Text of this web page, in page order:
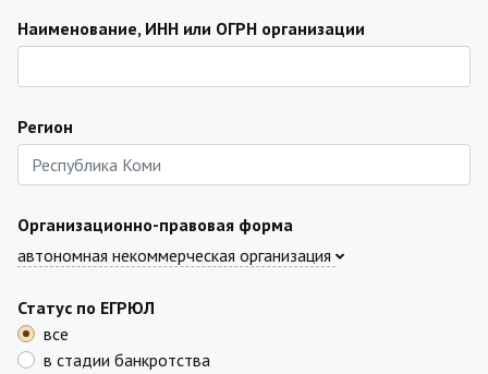
Наименование, ИНН или ОГРН организации
Регион
Организационно-правовая форма
автономная некоммерческая организация
Статус по ЕГРЮЛ
все
в стадии банкротства